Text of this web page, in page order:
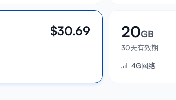
$30.69 20GB
30天有效期
4G网络